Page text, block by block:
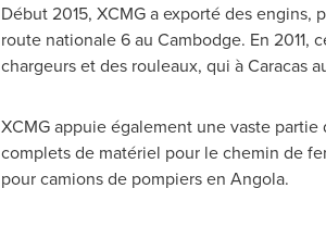
Début 2015, XCMG a exporté des
route nationale 6 au Cambodge. En
chargeurs et des rouleaux, qui àCaracas
XCMG appuie également une vaste
complets de matériel pour le chemin de
pour camions de pompiers en Angola.